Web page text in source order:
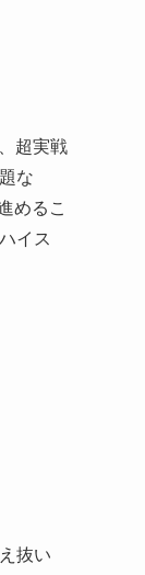
超実戦
な
めるこ
イス
抜い